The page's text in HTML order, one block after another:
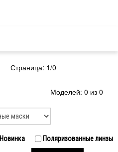
Страница: 1/0
Моделей: 0 из 0
Новинка Поляризованные линзы